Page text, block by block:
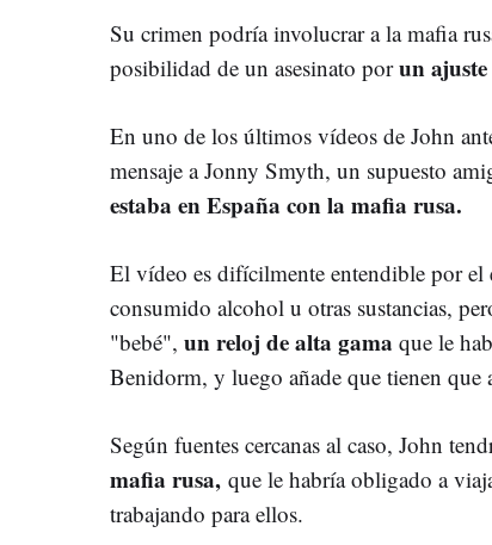
Su crimen podría involucrar a la mafia
posibilidad de un asesinato porun ajuste
En uno de los últimos vídeos de John
mensaje a Jonny Smyth, un supuesto
estaba en España con la mafia rusa.
El vídeo es difícilmente entendible por el
consumido alcohol u otras sustancias,
"bebé", un reloj de alta gama que le
Benidorm, y luego añade que tienen que
Según fuentes cercanas al caso, John
mafia rusa, que le habría obligado a
trabajando para ellos.